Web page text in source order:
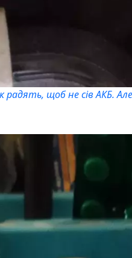
щоб не сів АКБ.